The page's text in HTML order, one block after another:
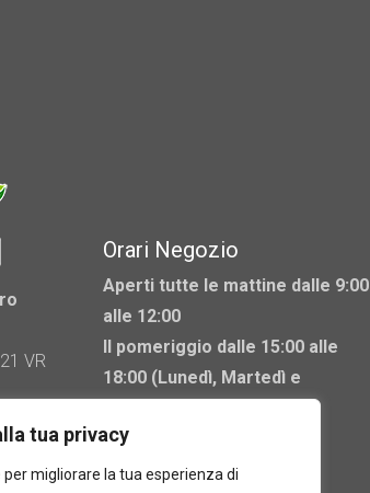
tua privacy
migliorare la tua esperienza di
pagina
del
VR
Orari Negozio
Aperti tutte le mattine dalle 9:00
alle 12:00
Il pomeriggio dalle 15:00 alle
18:00 (Lunedì, Martedì e